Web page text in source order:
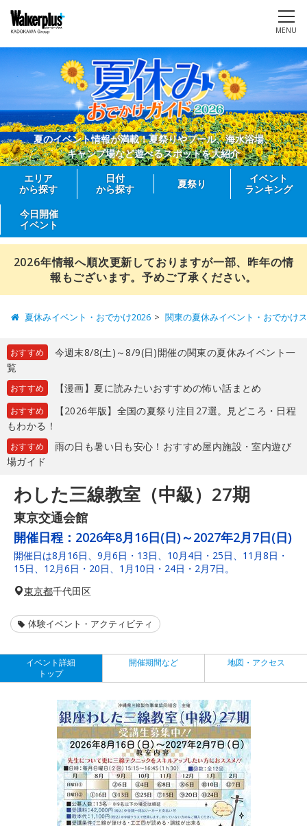
MENU
夏のイベント情報が満載！夏祭りやプール、海水浴場、
キャンプ場など遊べるスポットを大紹介
エリア
から探す
日付
から探す
夏祭り
イベント
ランキング
今日開催
イベント
2026年情報へ順次更新しておりますが一部、昨年の情
報もございます。予めご了承ください。
夏休みイベント・おでかけ2026 関東の夏休みイベント・おでかけ
おすすめ
今週末8/8(土)～8/9(日)開催の関東の夏休みイベント一
覧
おすすめ 【漫画】夏に読みたいおすすめの怖い話まとめ
おすすめ
【2026年版】全国の夏祭り注目27選。見どころ・日程
もわかる！
おすすめ
雨の日も暑い日も安心！おすすめ屋内施設・室内遊び
場ガイド
わした三線教室（中級）27期
東京交通会館
開催日程： 2026年8月16日(日)～2027年2月7日(日)
開催日は8月16日、9月6日・13日、10月4日・25日、11月8日・
15日、12月6日・20日、1月10日・24日・2月7日。
東京都千代田区
体験イベント・アクティビティ
イベント詳細
トップ
開催期間など 地図・アクセス